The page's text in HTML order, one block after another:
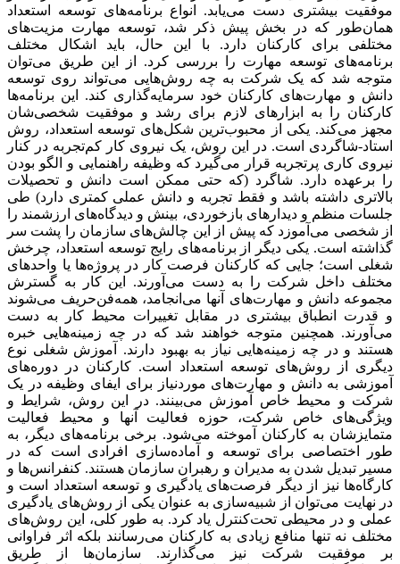
موفقیت بیشتری دست می‌‌‌یابد. انواع برنامه‌‌‌های توسعه استعداد
همان‌طور که در بخش پیش ذکر شد، توسعه مهارت مزیت‌‌‌های
مختلفی برای کارکنان دارد. با این حال، باید اشکال مختلف
برنامه‌‌‌های توسعه مهارت را بررسی کرد. از این طریق می‌‌‌توان
متوجه شد که یک شرکت به چه روش‌‌‌هایی می‌‌‌تواند روی توسعه
دانش و مهارت‌‌‌های کارکنان خود سرمایه‌‌‌گذاری کند. این برنامه‌‌‌ها
کارکنان را به ابزارهای لازم برای رشد و موفقیت شخصی‌‌‌شان
مجهز می‌‌‌کند. یکی از محبوب‌‌‌ترین شکل‌‌‌های توسعه استعداد، روش
استاد-شاگردی است. در این روش، یک نیروی کار کم‌‌‌تجربه در کنار
نیروی کاری پرتجربه قرار می‌‌‌گیرد که وظیفه راهنمایی و الگو بودن
را برعهده دارد. شاگرد (که حتی ممکن است دانش و تحصیلات
بالاتری داشته باشد و فقط تجربه و دانش عملی کمتری دارد) طی
جلسات منظم و دیدارهای بازخوردی، بینش و دیدگاه‌‌‌های ارزشمند را
از شخصی می‌‌‌آموزد که پیش از این چالش‌‌‌های سازمان را پشت سر
گذاشته است. یکی دیگر از برنامه‌‌‌های رایج توسعه استعداد، چرخش
شغلی است؛ جایی که کارکنان فرصت کار در پروژه‌‌‌ها یا واحدهای
مختلف داخل شرکت را به دست می‌‌‌آورند. این کار به گسترش
مجموعه دانش و مهارت‌‌‌های آنها می‌‌‌انجامد، همه‌‌‌فن‌‌‌حریف می‌‌‌شوند
و قدرت انطباق بیشتری در مقابل تغییرات محیط کار به دست
می‌‌‌آورند. همچنین متوجه خواهند شد که در چه زمینه‌‌‌هایی خبره
هستند و در چه زمینه‌‌‌هایی نیاز به بهبود دارند. آموزش شغلی نوع
دیگری از روش‌‌‌های توسعه استعداد است. کارکنان در دوره‌‌‌های
آموزشی به دانش و مهارت‌‌‌های موردنیاز برای ایفای وظیفه در یک
شرکت و محیط خاص آموزش می‌‌‌بینند. در این روش، شرایط و
ویژگی‌‌‌های خاص شرکت، حوزه فعالیت آنها و محیط فعالیت
متمایزشان به کارکنان آموخته می‌شود. برخی برنامه‌‌‌های دیگر، به
طور اختصاصی برای توسعه و آماده‌‌‌سازی افرادی است که در
مسیر تبدیل شدن به مدیران و رهبران سازمان هستند. کنفرانس‌‌‌ها و
کارگاه‌‌‌ها نیز از دیگر فرصت‌‌‌های یادگیری و توسعه استعداد است و
در نهایت می‌‌‌توان از شبیه‌‌‌سازی به عنوان یکی از روش‌‌‌های یادگیری
عملی و در محیطی تحت‌‌‌کنترل یاد کرد. به طور کلی، این روش‌‌‌های
مختلف نه تنها منافع زیادی به کارکنان می‌‌‌رسانند بلکه اثر فراوانی
بر موفقیت شرکت نیز می‌‌‌گذارند. سازمان‌‌‌ها از طریق